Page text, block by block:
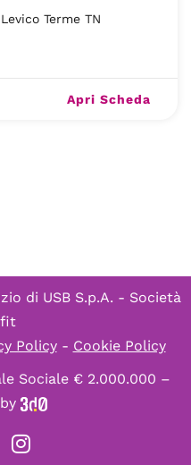
Terme TN
Apri Scheda
di USB S.p.A. - Società
Policy- Cookie Policy
Sociale € 2.000.000 –